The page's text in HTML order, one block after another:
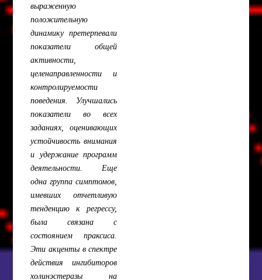
выраженную
положительную
динамику претерпевали
показатели общей
активности,
целенаправленности и
контролируемости
поведения. Улучшались
показатели во всех
заданиях, оценивающих
устойчивость внимания
и удержание программ
деятельности. Еще
одна группа симптомов,
имевших отчетливую
тенденцию к регрессу,
была связана с
состоянием праксиса.
Эти акценты в спектре
действия ингибиторов
холинэстеразы на